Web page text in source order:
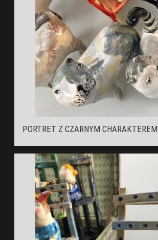
PORTRET Z CZARNYM CHARAKTEREM